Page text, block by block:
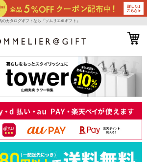
のカタログギフトなら『ソムリエ＠ギフト』